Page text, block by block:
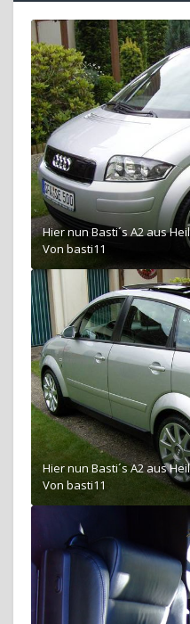
Hier nun Basti´s A2 aus
Von basti11
Hier nun Basti´s A2 aus
Von basti11